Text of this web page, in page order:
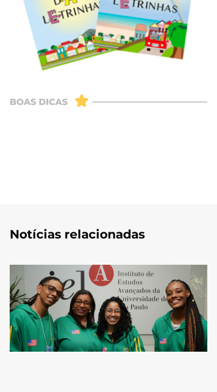
Notícias relacionadas